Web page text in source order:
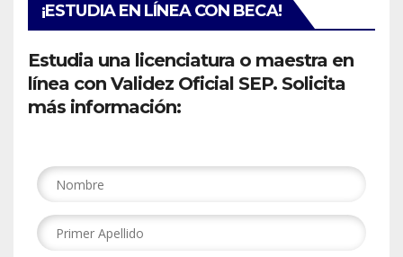
¡ESTUDIA EN LÍNEA CON BECA!
Estudia una licenciatura o maestra en
línea con Validez Oficial SEP. Solicita
más información: